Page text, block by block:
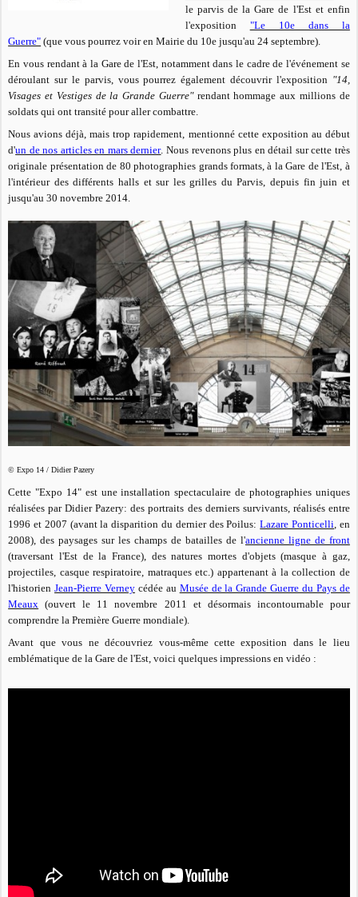
le parvis de la Gare de l'Est et enfin
l'exposition "Le 10e dans la
Guerre" (que vous pourrez voir en Mairie du 10e jusqu'au 24 septembre).
En vous rendant à la Gare de l'Est, notamment dans le cadre de l'événement se
déroulant sur le parvis, vous pourrez également découvrir l'exposition "14,
Visages et Vestiges de la Grande Guerre"rendant hommage aux millions de
soldats qui ont transité pour aller combattre.
Nous avions déjà, mais trop rapidement, mentionné cette exposition au début
d'un de nos articles en mars dernier. Nous revenons plus en détail sur cette très
originale présentation de 80 photographies grands formats, à la Gare de l'Est, à
l'intérieur des différents halls et sur les grilles du Parvis, depuis fin juin et
jusqu'au 30 novembre 2014.
© Expo 14 / Didier Pazery
Cette "Expo 14" est une installation spectaculaire de photographies uniques
réalisées par Didier Pazery: des portraits des derniers survivants, réalisés entre
1996 et 2007 (avant la disparition du dernier des Poilus:Lazare Ponticelli, en
2008), des paysages sur les champs de batailles de l'ancienne ligne de front
(traversant l'Est de la France), des natures mortes d'objets (masque à gaz,
projectiles, casque respiratoire, matraques etc.) appartenant à la collection de
l'historienJean-Pierre Verneycédée au Musée de la Grande Guerre du Pays de
Meaux (ouvert le 11 novembre 2011 et désormais incontournable pour
comprendre la Première Guerre mondiale).
Avant que vous ne découvriez vous-même cette exposition dans le lieu
emblématique de la Gare de l'Est, voici quelques impressions en vidéo :